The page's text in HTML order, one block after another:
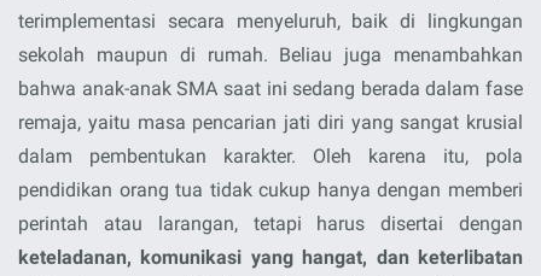
terimplementasi secara menyeluruh, baik di lingkungan
sekolah maupun di rumah. Beliau juga menambahkan
bahwa anak-anak SMA saat ini sedang berada dalam fase
remaja, yaitu masa pencarian jati diri yang sangat krusial
dalam pembentukan karakter. Oleh karena itu, pola
pendidikan orang tua tidak cukup hanya dengan memberi
perintah atau larangan, tetapi harus disertai dengan
keteladanan, komunikasi yang hangat, dan keterlibatan